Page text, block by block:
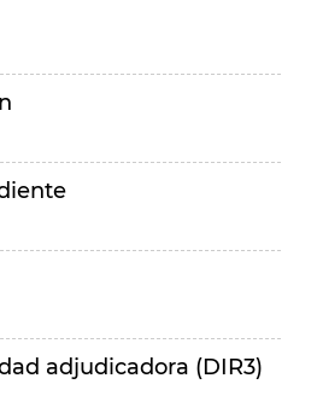
adjudicadora (DIR3)